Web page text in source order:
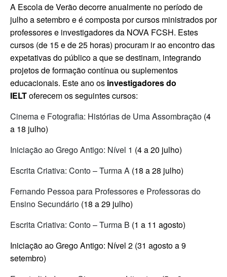
A Escola de Verão decorre anualmente no período de
julho a setembro e é composta por cursos ministrados por
professores e investigadores da NOVA FCSH. Estes
cursos (de 15 e de 25 horas) procuram ir ao encontro das
expetativas do público a que se destinam, integrando
projetos de formação contínua ou suplementos
educacionais. Este ano os investigadores do
IELToferecem os seguintes cursos:
Cinema e Fotografia: Histórias de Uma Assombração (4
a 18 julho)
Iniciação ao Grego Antigo: Nível 1 (4 a 20 julho)
Escrita Criativa: Conto – Turma A (18 a 28 julho)
Fernando Pessoa para Professores e Professoras do
Ensino Secundário (18 a 29 julho)
Escrita Criativa: Conto – Turma B (1 a 11 agosto)
Iniciação ao Grego Antigo: Nível 2 (31 agosto a 9
setembro)